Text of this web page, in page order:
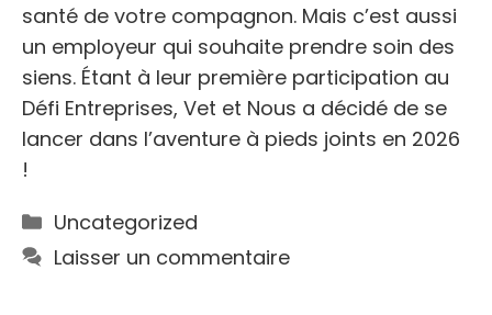
santé de votre compagnon. Mais c’est aussi
un employeur qui souhaite prendre soin des
siens. Étant à leur première participation au
Défi Entreprises, Vet et Nous a décidé de se
lancer dans l’aventure à pieds joints en 2026
!
Catégories
Uncategorized
Laisser un commentaire